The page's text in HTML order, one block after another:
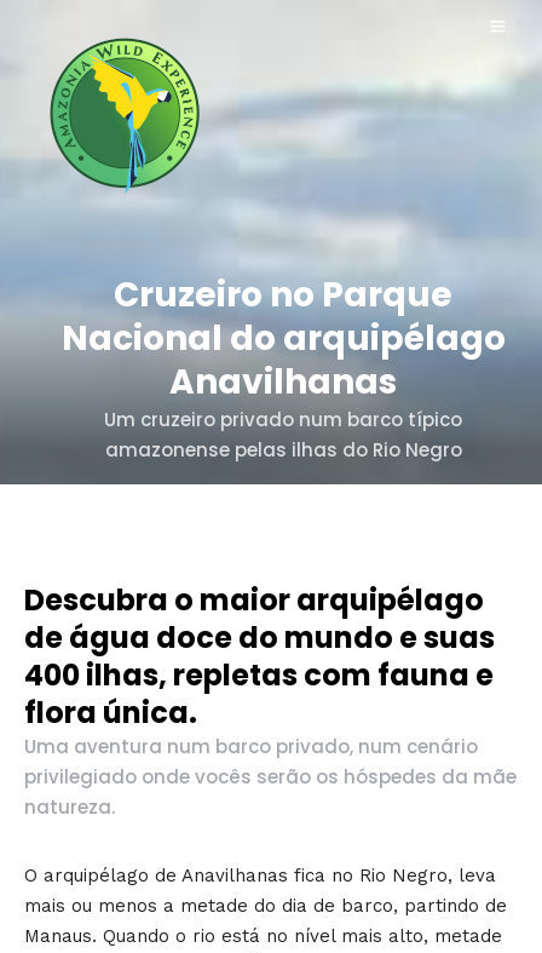
Cruzeiro no Parque
Nacional do arquipélago
Anavilhanas
Um cruzeiro privado num barco típico
amazonense pelas ilhas do Rio Negro
Descubra o maior arquipélago
de água doce do mundo e suas
400 ilhas, repletas com fauna e
flora única.
Uma aventura num barco privado, num cenário
privilegiado onde vocês serão os hóspedes da mãe
natureza.
O arquipélago de Anavilhanas fica no Rio Negro, leva
mais ou menos a metade do dia de barco, partindo de
Manaus. Quando o rio está no nível mais alto, metade